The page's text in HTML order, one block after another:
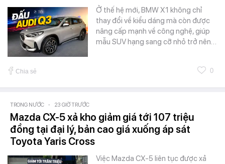
Ở thế hệ mới, BMW X1 không chỉ
thay đổi về kiểu dáng mà còn được
nâng cấp mạnh về công nghệ, giúp
mẫu SUV hạng sang cỡ nhỏ trở nên…
Chia sẻ 0
TRONG NƯỚC - 23 GIỜ TRƯỚC
Mazda CX-5 xả kho giảm giá tới 107 triệu
đồng tại đại lý, bản cao giá xuống áp sát
Toyota Yaris Cross
Việc Mazda CX-5 liên tục được xả